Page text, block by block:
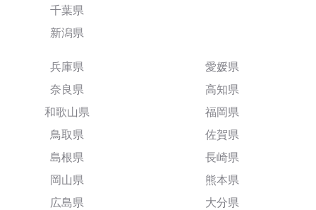
千葉県
新潟県
兵庫県
奈良県
和歌山県
鳥取県
島根県
岡山県
広島県
愛媛県
高知県
福岡県
佐賀県
長崎県
熊本県
大分県